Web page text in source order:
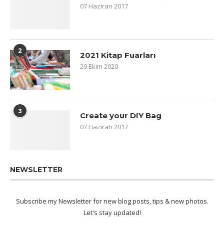
07 Haziran 2017
2 2021 Kitap Fuarları
29 Ekim 2020
3 Create your DIY Bag
07 Haziran 2017
NEWSLETTER
Subscribe my Newsletter for new blog posts, tips & new photos.
Let's stay updated!